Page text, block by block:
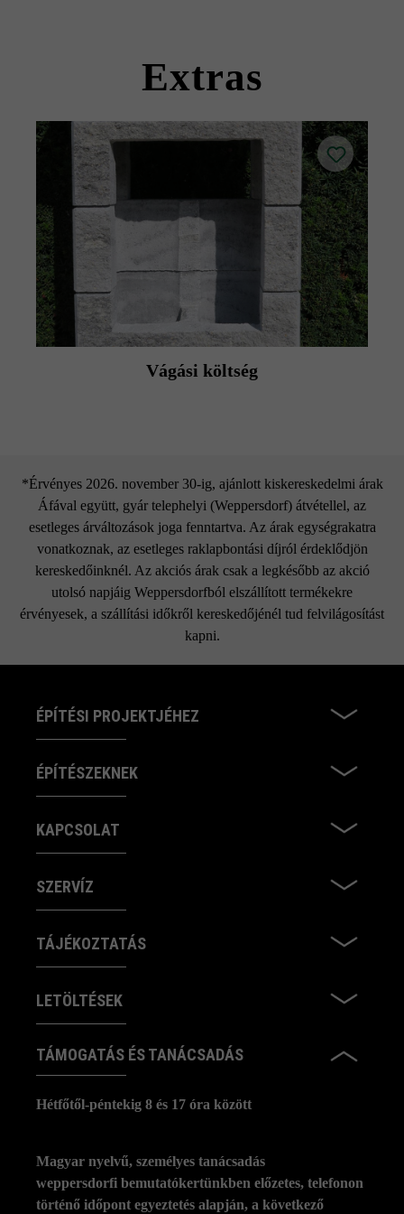
Extras
Vágási költség
*Érvényes 2026. november 30-ig, ajánlott kiskereskedelmi árak
Áfával együtt, gyár telephelyi (Weppersdorf) átvétellel, az
esetleges árváltozások joga fenntartva. Az árak egységrakatra
vonatkoznak, az esetleges raklapbontási díjról érdeklődjön
kereskedőinknél. Az akciós árak csak a legkésőbb az akció
utolsó napjáig Weppersdorfból elszállított termékekre
érvényesek, a szállítási időkről kereskedőjénél tud felvilágosítást
kapni.
ÉPÍTÉSI PROJEKTJÉHEZ
ÉPÍTÉSZEKNEK
KAPCSOLAT
SZERVÍZ
TÁJÉKOZTATÁS
LETÖLTÉSEK
TÁMOGATÁS ÉS TANÁCSADÁS
Hétfőtől-péntekig 8 és 17 óra között
Magyar nyelvű, személyes tanácsadás
weppersdorfi bemutatókertünkben előzetes, telefonon
történő időpont egyeztetés alapján, a következő